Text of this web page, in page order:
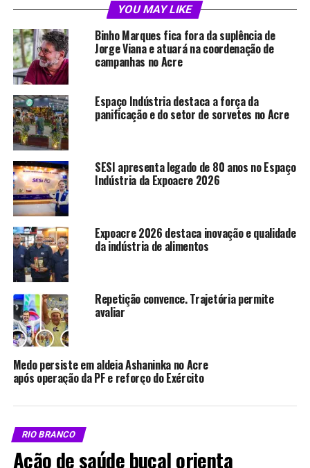
Segundo a Sesacre, a atualização do boletim visa
epidemiológica e alertar a população sobre a
importância da vacinação como medida preventiva. A
secretaria destaca que não houve registro de casos
confirmados de sarampo no estado.
A divulgação ocorre em meio ao esforço de vigilância
ativa nas regiões de fronteira e reforça a necessidade de
manter altas coberturas vacinais, especialmente em
áreas com histórico de circulação do vírus.
Compartilhe isso:
WhatsApp LinkedIn
YOU MAY LIKE
Binho Marques fica fora da suplência de
Jorge Viana e atuará na coordenação de
campanhas no Acre
Espaço Indústria destaca a força da
panificação e do setor de sorvetes no Acre
SESI apresenta legado de 80 anos no Espaço
Indústria da Expoacre 2026
Expoacre 2026 destaca inovação e qualidade
da indústria de alimentos
Repetição convence. Trajetória permite
avaliar
Medo persiste em aldeia Ashaninka no Acre
após operação da PF e reforço do Exército
RIO BRANCO
Ação de saúde bucal orienta